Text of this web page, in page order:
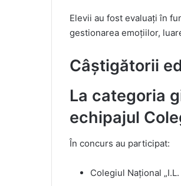
Elevii au fost evaluați în
gestionarea emoțiilor,
Câștigătorii
La categoria
echipajul
În concurs au participat:
Colegiul Național